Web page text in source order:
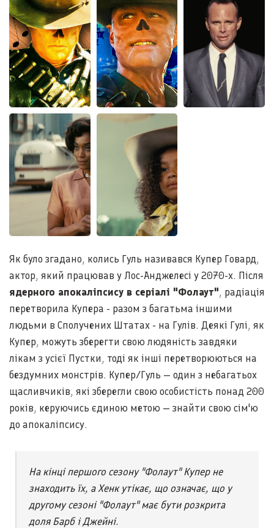
Як було згадано, колись Гуль називався Купер Говард,
актор, який працював у Лос-Анджелесі у 2070-х. Після
ядерного апокаліпсису в серіалі "Фолаут", радіація
перетворила Купера - разом з багатьма іншими
людьми в Сполучених Штатах - на Гулів. Деякі Гулі, як
Купер, можуть зберегти свою людяність завдяки
лікам з усієї Пустки, тоді як інші перетворюються на
бездумних монстрів. Купер/Гуль — один з небагатьох
щасливчиків, які зберегли свою особистість понад 200
років, керуючись єдиною метою — знайти свою сім'ю
до апокаліпсису.
На кінці першого сезону "Фолаут" Купер не
знаходить їх, а Хенк утікає, що означає, що у
другому сезоні "Фолаут" має бути розкрита
доля Барб і Джейні.